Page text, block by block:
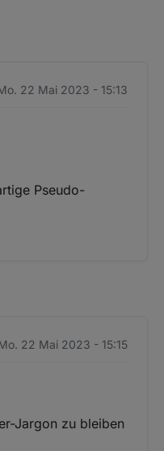
22 Mai 2023 - 15:13
Pseudo-
22 Mai 2023 - 15:15
Jargon zu bleiben